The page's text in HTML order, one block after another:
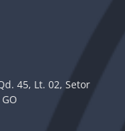
45, Lt. 02, Setor